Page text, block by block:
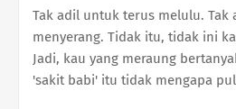
Tak adil untuk terus melulu. Tak
menyerang. Tidak itu, tidak ini
Jadi, kau yang meraung
'sakit babi' itu tidak mengapa